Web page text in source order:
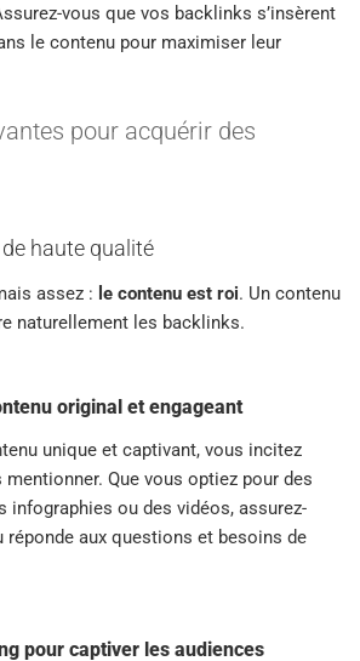
vous que vos backlinks s’insèrent
le contenu pour maximiser leur
pour acquérir des
haute qualité
assez : le contenu est roi. Un contenu
naturellement les backlinks.
original et engageant
unique et captivant, vous incitez
mentionner. Que vous optiez pour des
infographies ou des vidéos, assurez-
réponde aux questions et besoins de
pour captiver les audiences